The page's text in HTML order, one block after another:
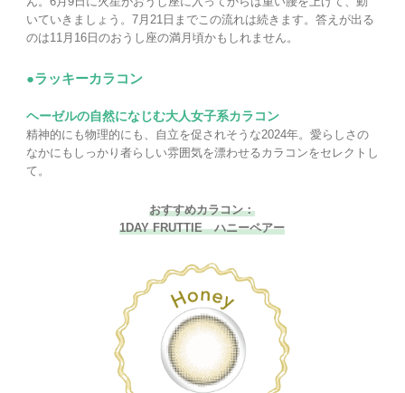
いていきましょう。7月21日までこの流れは続きます。答えが出る
のは11月16日のおうし座の満月頃かもしれません。
●ラッキーカラコン
ヘーゼルの自然になじむ大人女子系カラコン
精神的にも物理的にも、自立を促されそうな2024年。愛らしさの
なかにもしっかり者らしい雰囲気を漂わせるカラコンをセレクトし
て。
おすすめカラコン：
1DAY FRUTTIE ハニーペアー